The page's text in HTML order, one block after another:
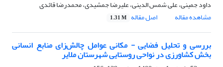
داود جمینی، علی شمس الدینی، علیرضا جمشیدی، محمدرضا قائدی
مشاهده مقاله
اصل مقاله 1.31 M
بررسی و تحلیل فضایی - مکانی عوامل چالش‌زای منابع انسانی
بخش کشاورزی در نواحی روستایی شهرستان ملایر